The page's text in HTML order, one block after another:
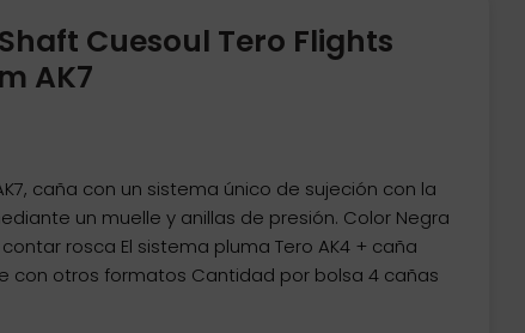
Cuesoul Tero Flights
AK7
caña con un sistema único de sujeción con la
un muelle y anillas de presión. Color Negra
rosca El sistema pluma Tero AK4 + caña
con otros formatos Cantidad por bolsa 4 cañas